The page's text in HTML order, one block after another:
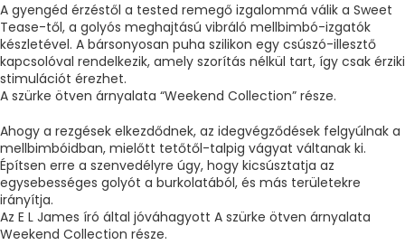
A gyengéd érzéstől a tested remegő izgalommá válik a Sweet
Tease-től, a golyós meghajtású vibráló mellbimbó-izgatók
készletével. A bársonyosan puha szilikon egy csúszó-illesztő
kapcsolóval rendelkezik, amely szorítás nélkül tart, így csak érziki
stimulációt érezhet.
A szürke ötven árnyalata “Weekend Collection” része.
Ahogy a rezgések elkezdődnek, az idegvégződések felgyúlnak a
mellbimbóidban, mielőtt tetőtől-talpig vágyat váltanak ki.
Építsen erre a szenvedélyre úgy, hogy kicsúsztatja az
egysebességes golyót a burkolatából, és más területekre
irányítja.
Az E L James író által jóváhagyott A szürke ötven árnyalata
Weekend Collection része.